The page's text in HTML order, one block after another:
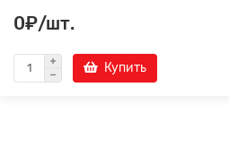
0₽/шт.
Купить